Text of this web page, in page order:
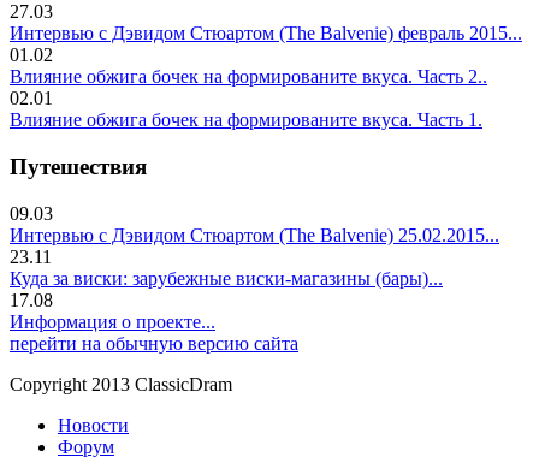
27.03
Интервью с Дэвидом Стюартом (The Balvenie) февраль 2015...
01.02
Влияние обжига бочек на формированите вкуса. Часть 2..
02.01
Влияние обжига бочек на формированите вкуса. Часть 1.
Путешествия
09.03
Интервью с Дэвидом Стюартом (The Balvenie) 25.02.2015...
23.11
Куда за виски: зарубежные виски-магазины (бары)...
17.08
Информация о проекте...
перейти на обычную версию сайта
Copyright 2013 ClassicDram
Новости
Форум